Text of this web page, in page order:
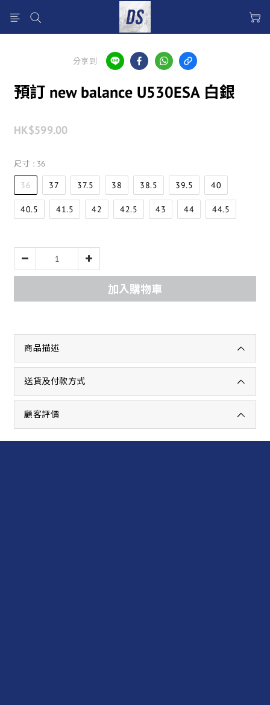
分享到
預訂 new balance U530ESA 白銀
HK$599.00
尺寸 : 36
36 37 37.5 38 38.5 39.5 40
40.5 41.5 42 42.5 43 44 44.5
加入購物車
商品描述
送貨及付款方式
顧客評價